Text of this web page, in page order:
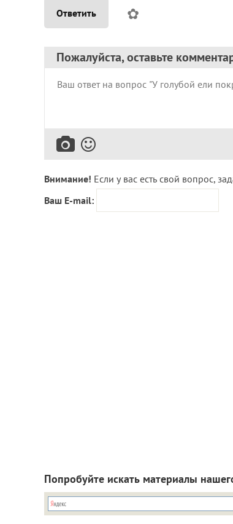
Ответить ✿
Пожалуйста, оставьте
Внимание! Если у вас есть свой вопрос,
Ваш E-mail:
Попробуйте искать материалы